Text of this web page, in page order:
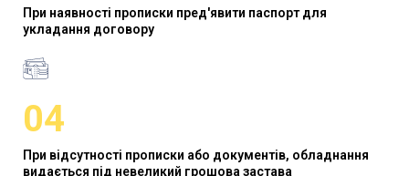
При наявності прописки пред'явити паспорт для
укладання договору
04
При відсутності прописки або документів, обладнання
видається під невеликий грошова застава